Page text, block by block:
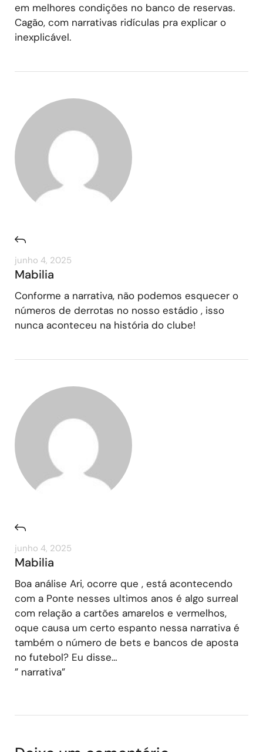
em melhores condições no banco de reservas.
Cagão, com narrativas ridículas pra explicar o
inexplicável.
junho 4, 2025
Mabilia
Conforme a narrativa, não podemos esquecer o
números de derrotas no nosso estádio , isso
nunca aconteceu na história do clube!
junho 4, 2025
Mabilia
Boa análise Ari, ocorre que , está acontecendo
com a Ponte nesses ultimos anos é algo surreal
com relação a cartões amarelos e vermelhos,
oque causa um certo espanto nessa narrativa é
também o número de bets e bancos de aposta
no futebol? Eu disse…
” narrativa”